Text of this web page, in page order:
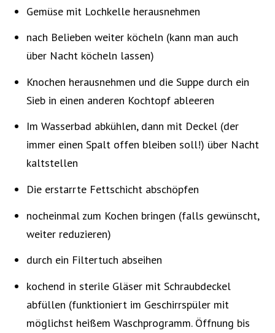
Gemüse mit Lochkelle herausnehmen
nach Belieben weiter köcheln (kann man auch
über Nacht köcheln lassen)
Knochen herausnehmen und die Suppe durch ein
Sieb in einen anderen Kochtopf ableeren
Im Wasserbad abkühlen, dann mit Deckel (der
immer einen Spalt offen bleiben soll!) über Nacht
kaltstellen
Die erstarrte Fettschicht abschöpfen
nocheinmal zum Kochen bringen (falls gewünscht,
weiter reduzieren)
durch ein Filtertuch abseihen
kochend in sterile Gläser mit Schraubdeckel
abfüllen (funktioniert im Geschirrspüler mit
möglichst heißem Waschprogramm. Öffnung bis